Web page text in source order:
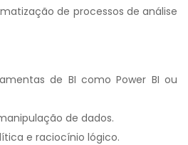
de processos de análise
de BI como Power BI ou
de dados.
e raciocínio lógico.